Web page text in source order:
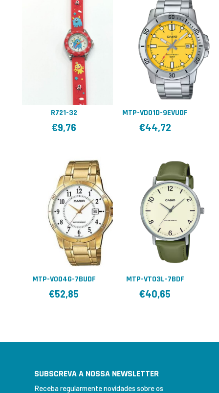
R721-32
€9,76
MTP-VD01D-9EVUDF
€44,72
MTP-V004G-7BUDF
€52,85
MTP-VT03L-7BDF
€40,65
SUBSCREVA A NOSSA NEWSLETTER
Receba regularmente novidades sobre os